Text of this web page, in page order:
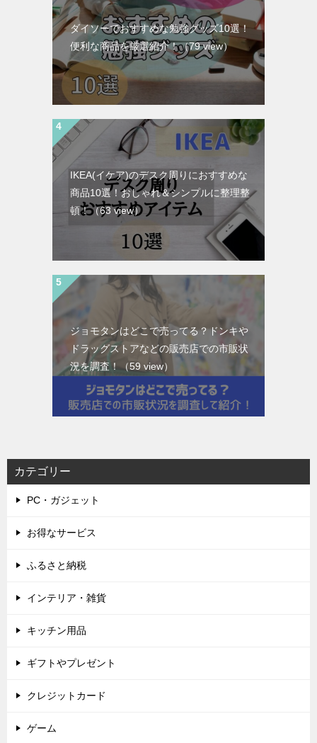
ダイソーでおすすめな勉強グッズ10選！
便利な商品を厳選紹介！（79 view）
IKEA(イケア)のデスク周りにおすすめな
商品10選！おしゃれ＆シンプルに整理整
頓！（63 view）
ジョモタンはどこで売ってる？ドンキや
ドラッグストアなどの販売店での市販状
況を調査！（59 view）
カテゴリー
PC・ガジェット
お得なサービス
ふるさと納税
インテリア・雑貨
キッチン用品
ギフトやプレゼント
クレジットカード
ゲーム